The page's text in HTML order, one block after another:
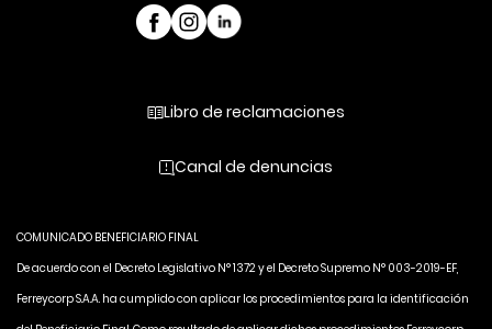
Libro de reclamaciones
Canal de denuncias
COMUNICADO BENEFICIARIO FINAL
De acuerdo con el Decreto Legislativo N° 1372 y el Decreto Supremo N° 003-2019-EF,
Ferreycorp S.A.A. ha cumplido con aplicar los procedimientos para la identificación